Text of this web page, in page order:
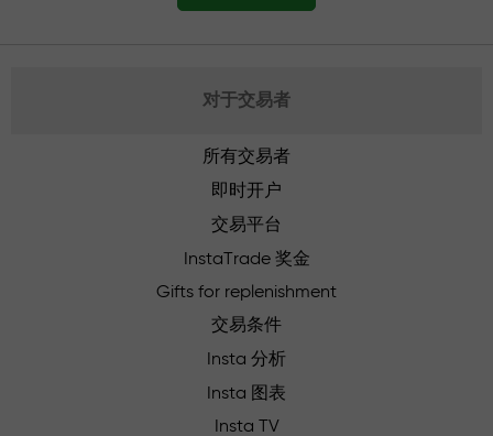
对于交易者
所有交易者
即时开户
交易平台
InstaTrade 奖金
Gifts for replenishment
交易条件
Insta 分析
Insta 图表
Insta TV